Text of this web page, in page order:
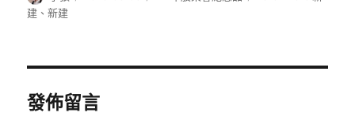
者
建 、新建
發佈留言